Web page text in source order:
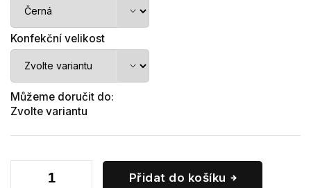
Konfekční velikost
Můžeme doručit do:
Zvolte variantu
Přidat do košíku